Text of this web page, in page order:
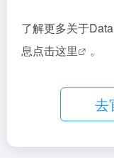
了解更多关于
息点击这里 。
去